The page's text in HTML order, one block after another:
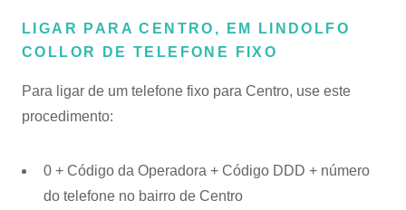
LIGAR PARA CENTRO, EM LINDOLFO
COLLOR DE TELEFONE FIXO
Para ligar de um telefone fixo para Centro, use este
procedimento:
0 + Código da Operadora + Código DDD + número
do telefone no bairro de Centro